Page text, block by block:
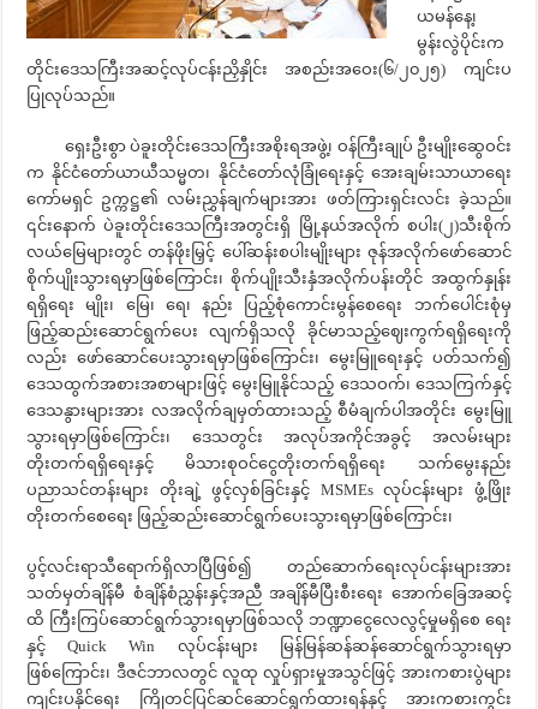
ယမန်နေ့၊
မွန်းလွဲပိုင်းက
တိုင်းဒေသကြီးအဆင့်လုပ်ငန်းညှိနှိုင်း အစည်းအဝေး(၆/၂၀၂၅) ကျင်းပ
ပြုလုပ်သည်။
ရှေးဦးစွာ ပဲခူးတိုင်းဒေသကြီးအစိုးရအဖွဲ့၊ ဝန်ကြီးချုပ် ဦးမျိုးဆွေဝင်း
က နိုင်ငံတော်ယာယီသမ္မတ၊ နိုင်ငံတော်လုံခြုံရေးနှင့် အေးချမ်းသာယာရေး
ကော်မရှင် ဥက္ကဋ္ဌ၏ လမ်းညွှန်ချက်များအား ဖတ်ကြားရှင်းလင်း ခဲ့သည်။
၎င်းနောက် ပဲခူးတိုင်းဒေသကြီးအတွင်းရှိ မြို့နယ်အလိုက် စပါး(၂)သီးစိုက်
လယ်မြေများတွင် တန်ဖိုးမြှင့် ပေါ်ဆန်းစပါးမျိုးများ ဇုန်အလိုက်ဖော်ဆောင်
စိုက်ပျိုးသွားရမှာဖြစ်ကြောင်း၊ စိုက်ပျိုးသီးနှံအလိုက်ပန်းတိုင် အထွက်နှုန်း
ရရှိရေး မျိုး၊ မြေ၊ ရေ၊ နည်း ပြည့်စုံကောင်းမွန်စေရေး ဘက်ပေါင်းစုံမှ
ဖြည့်ဆည်းဆောင်ရွက်ပေး လျက်ရှိသလို ခိုင်မာသည့်ဈေးကွက်ရရှိရေးကို
လည်း ဖော်ဆောင်ပေးသွားရမှာဖြစ်ကြောင်း၊ မွေးမြူရေးနှင့် ပတ်သက်၍
ဒေသထွက်အစားအစာများဖြင့် မွေးမြူနိုင်သည့် ဒေသဝက်၊ ဒေသကြက်နှင့်
ဒေသနွားများအား လအလိုက်ချမှတ်ထားသည့် စီမံချက်ပါအတိုင်း မွေးမြူ
သွားရမှာဖြစ်ကြောင်း၊ ဒေသတွင်း အလုပ်အကိုင်အခွင့် အလမ်းများ
တိုးတက်ရရှိရေးနှင့် မိသားစုဝင်ငွေတိုးတက်ရရှိရေး သက်မွေးနည်း
ပညာသင်တန်းများ တိုးချဲ့ ဖွင့်လှစ်ခြင်းနှင့် MSMEs လုပ်ငန်းများ ဖွံ့ဖြိုး
တိုးတက်စေရေး ဖြည့်ဆည်းဆောင်ရွက်ပေးသွားရမှာဖြစ်ကြောင်း၊
ပွင့်လင်းရာသီရောက်ရှိလာပြီဖြစ်၍ တည်ဆောက်ရေးလုပ်ငန်းများအား
သတ်မှတ်ချိန်မီ စံချိန်စံညွှန်းနှင့်အညီ အချိန်မီပြီးစီးရေး အောက်ခြေအဆင့်
ထိ ကြီးကြပ်ဆောင်ရွက်သွားရမှာဖြစ်သလို ဘဏ္ဍာငွေလေလွင့်မှုမရှိစေ ရေး
နှင့် Quick Win လုပ်ငန်းများ မြန်မြန်ဆန်ဆန်ဆောင်ရွက်သွားရမှာ
ဖြစ်ကြောင်း၊ ဒီဇင်ဘာလတွင် လူထု လှုပ်ရှားမှုအသွင်ဖြင့် အားကစားပွဲများ
ကျင်းပနိုင်ရေး ကြိုတင်ပြင်ဆင်ဆောင်ရွက်ထားရန်နှင့် အားကစားကွင်း